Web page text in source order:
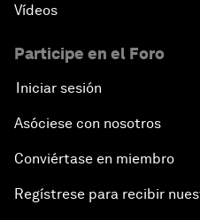
Vídeos
Participe en el Foro
Iniciar sesión
Asóciese con nosotros
Conviértase en miembro
Regístrese para recibir